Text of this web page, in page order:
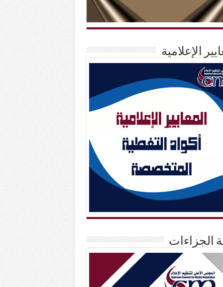
الإعلامية
الجزاءات